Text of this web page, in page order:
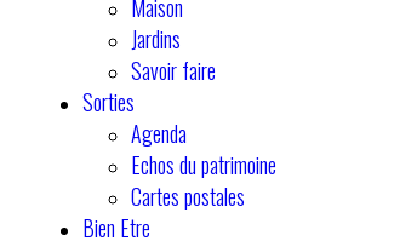
Maison
Jardins
Savoir faire
Sorties
Agenda
Echos du patrimoine
Cartes postales
Bien Etre